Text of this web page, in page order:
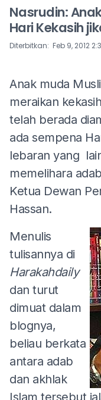
Nasrudin:
Hari Kekasih
Diterbitkan: Feb 9, 2012
Anak muda
meraikan
telah berada
ada sempena
lebaran yang
memelihara
Ketua Dewan
Hassan.
Menulis
tulisannya di
Harakahdaily
dan turut
dimuat dalam
blognya,
beliau berkata
antara adab
dan akhlak
Islam tersebut